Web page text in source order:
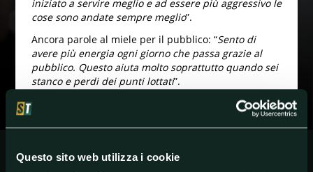
Questo sito web utilizza i cookie
iniziato a servire meglio e ad essere più aggressivo le
cose sono andate sempre meglio”.
Ancora parole al miele per il pubblico: “Sento di
avere più energia ogni giorno che passa grazie al
pubblico. Questo aiuta molto soprattutto quando sei
stanco e perdi dei punti lottati”.
E, in ultimo, una dedica al suo miglior amico: “Ha
perso sua nonna due giorni fa e ieri sera mi ha
scritto, chiedendomi di vincere: era una partita da